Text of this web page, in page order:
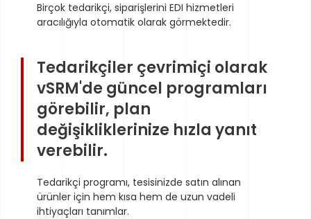
Birçok tedarikçi, siparişlerini EDI hizmetleri
aracılığıyla otomatik olarak görmektedir.
Tedarikçiler çevrimiçi olarak
vSRM'de güncel programları
görebilir, plan
değişikliklerinize hızla yanıt
verebilir.
Tedarikçi programı, tesisinizde satın alınan
ürünler için hem kısa hem de uzun vadeli
ihtiyaçları tanımlar.